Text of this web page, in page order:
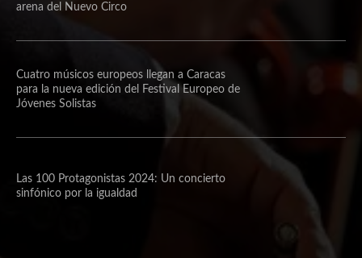
arena del Nuevo Circo
Cuatro músicos europeos llegan a Caracas
para la nueva edición del Festival Europeo de
Jóvenes Solistas
Las 100 Protagonistas 2024: Un concierto
sinfónico por la igualdad